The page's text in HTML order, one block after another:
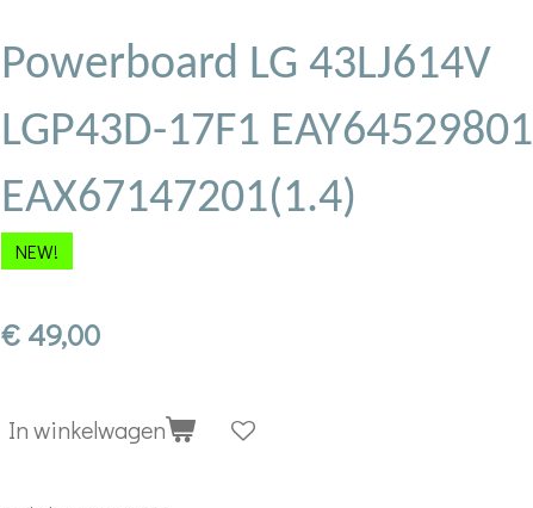
Powerboard LG 43LJ614V
LGP43D-17F1 EAY64529801
EAX67147201(1.4)
NEW!
€ 49,00
In winkelwagen